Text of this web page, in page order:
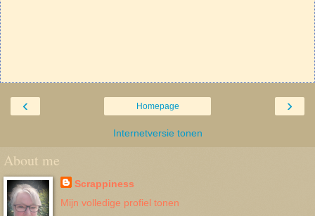
‹ ›
Homepage
Internetversie tonen
About me
Scrappiness
Mijn volledige profiel tonen